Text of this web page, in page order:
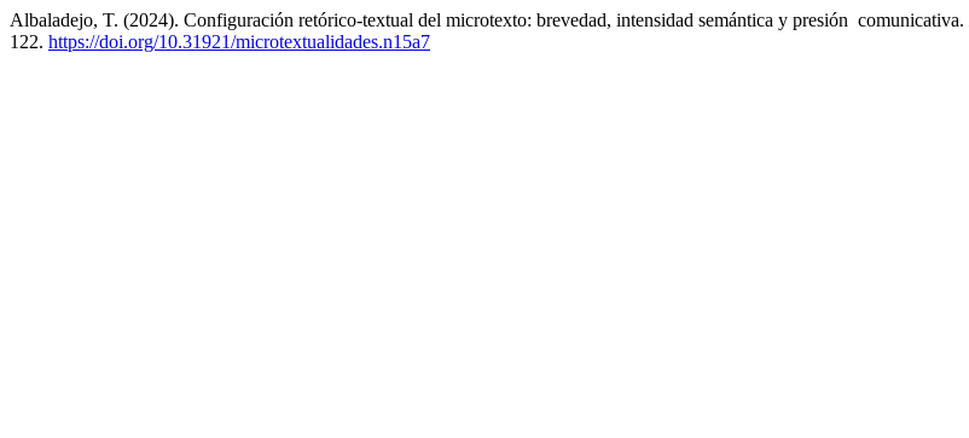
Albaladejo, T. (2024). Configuración retórico-textual del microtexto: brevedad, intensidad semántica y presión comunicativa.
122. https://doi.org/10.31921/microtextualidades.n15a7